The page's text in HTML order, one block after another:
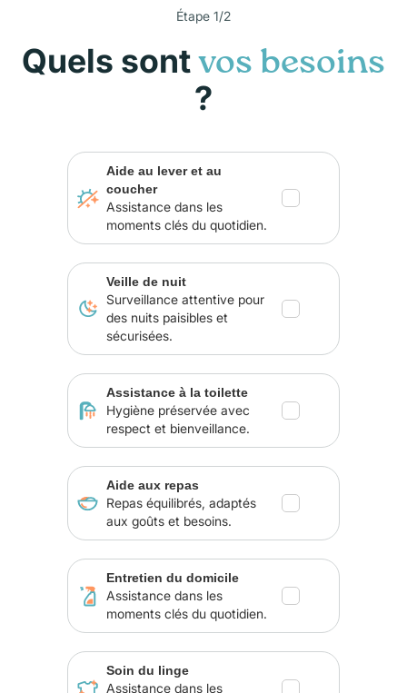
Étape 1/2
Quels sont vos besoins
?
Aide au lever et au
coucher
Assistance dans les
moments clés du quotidien.
Veille de nuit
Surveillance attentive pour
des nuits paisibles et
sécurisées.
Assistance à la toilette
Hygiène préservée avec
respect et bienveillance.
Aide aux repas
Repas équilibrés, adaptés
aux goûts et besoins.
Entretien du domicile
Assistance dans les
moments clés du quotidien.
Soin du linge
Assistance dans les